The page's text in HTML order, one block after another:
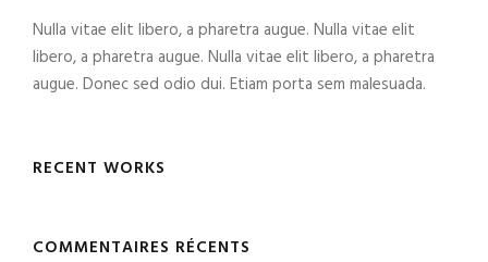
Nulla vitae elit libero, a pharetra augue. Nulla vitae elit
libero, a pharetra augue. Nulla vitae elit libero, a pharetra
augue. Donec sed odio dui. Etiam porta sem malesuada.
RECENT WORKS
COMMENTAIRES RÉCENTS